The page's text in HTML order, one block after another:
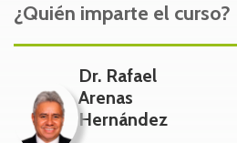
administradores, auxiliares y
que tome decisiones de índole
organizaciones.
¿Quién imparte el curso?
Dr. Rafael
Arenas
Hernández